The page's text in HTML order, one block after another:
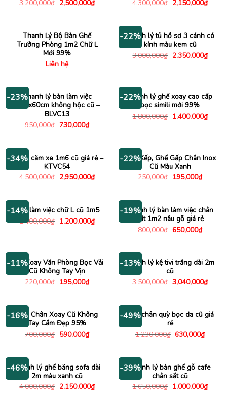
3,200,000₫ Giá
gốc
2,500,000₫Giá
hiện
2,500,000₫.
4,300,000₫ Giá
gốc
2,150,000₫Giá
hiện
Thanh Lý Bộ Bàn Ghế
Trưởng Phòng 1m2 Chữ L
Mới 99%
Liên hệ
-22%
Thanh lý tủ hồ sơ 3 cánh có
kính màu kem cũ
3,000,000₫ Giá
gốc
2,350,000₫Giá
hiện
-23%Thanh lý bàn làm việc
1m2x60cm không hộc cũ –
BLVC13
950,000₫ Giá
730,000₫Giá
hiện
730,000₫.
-22%
Thanh lý ghế xoay cao cấp
bọc simili mới 99%
1,800,000₫ Giá
gốc
1,400,000₫Giá
hiện
-34%
Kệ tivi căm xe 1m6 cũ giá rẻ –
KTVC54
4,500,000₫ Giá
gốc
2,950,000₫Giá
hiện
2,950,000₫.
-22%
Ghế Xếp, Ghế Gấp Chân Inox
Cũ Màu Xanh
250,000₫ Giá
195,000₫Giá
hiện
-14%
Bàn làm việc chữ L cũ 1m5
1,400,000₫ Giá
gốc
1,200,000₫Giá
hiện
-19%
Thanh lý bàn làm việc chân
sắt 1m2 nâu gỗ giá rẻ
800,000₫ Giá
650,000₫Giá
hiện
-11%
Ghế Xoay Văn Phòng Bọc Vải
Cũ Không Tay Vịn
220,000₫ Giá
195,000₫Giá
hiện
195,000₫.
-13%
Thanh lý kệ tivi trắng dài 2m
cũ
3,500,000₫ Giá
gốc
3,040,000₫Giá
hiện
-16%
Ghế Chân Xoay Cũ Không
Tay Cầm Đẹp 95%
700,000₫ Giá
590,000₫Giá
hiện
590,000₫.
-49%
Ghế chân quỳ bọc da cũ giá
rẻ
1,230,000₫ Giá
630,000₫Giá
hiện
-46%
Thanh lý ghế băng sofa dài
2m màu xanh cũ
4,000,000₫ Giá
gốc
2,150,000₫Giá
hiện
-39%Thanh lý bàn ghế gỗ cafe
chân sắt cũ
1,650,000₫ Giá
gốc
1,000,000₫Giá
hiện